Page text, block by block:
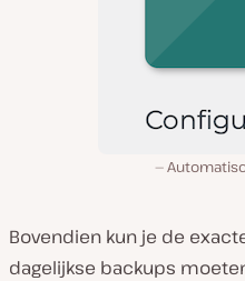
Bovendien kun je de
dagelijkse backups